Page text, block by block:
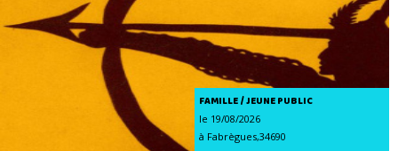
FAMILLE / JEUNE PUBLIC
le 19/08/2026
à Fabrègues,34690